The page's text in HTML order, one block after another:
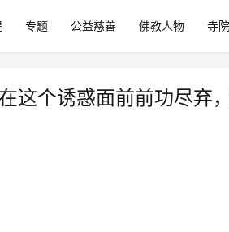
专题 公益慈善 佛教人物 寺
这个诱惑面前前功尽弃